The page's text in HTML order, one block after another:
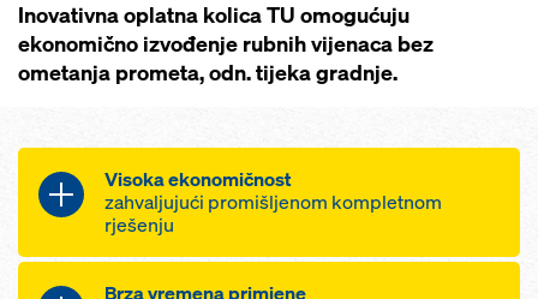
Inovativna oplatna kolica TU omogućuju
ekonomično izvođenje rubnih vijenaca bez
ometanja prometa, odn. tijeka gradnje.
Visoka ekonomičnost
zahvaljujući promišljenom kompletnom
rješenju
Učinkoviti radovi oplaćivanja
Brza vremena primjene